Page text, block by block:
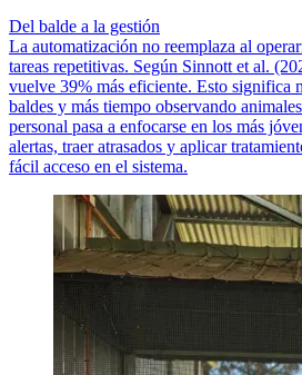
Del balde a la gestión
La automatización no reemplaza al
tareas repetitivas. Según Sinnott et al.
vuelve 39% más eficiente. Esto significa
baldes y más tiempo observando
personal pasa a enfocarse en los más
alertas, traer atrasados y aplicar
fácil acceso en el sistema.